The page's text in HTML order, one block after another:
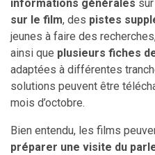
informations générales
sur le film, des pistes
jeunes à faire des
ainsi que plusieurs fiches
adaptées à différentes
solutions peuvent être
mois d’octobre.
Bien entendu, les films
préparer une visite du